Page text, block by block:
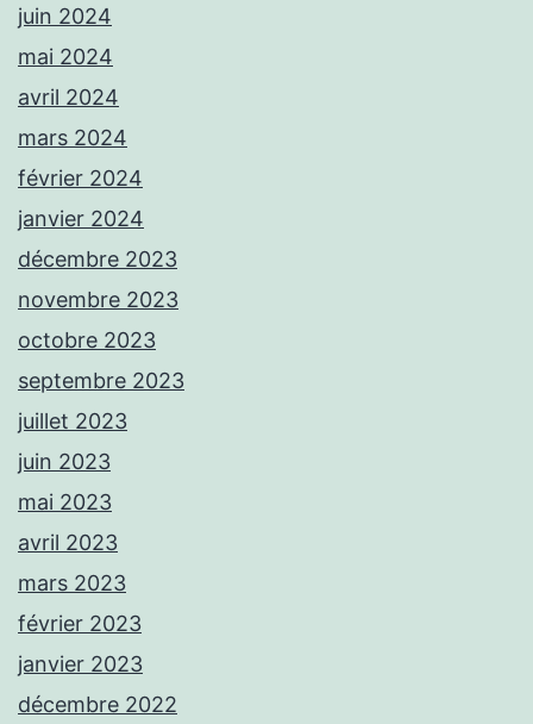
juin 2024
mai 2024
avril 2024
mars 2024
février 2024
janvier 2024
décembre 2023
novembre 2023
octobre 2023
septembre 2023
juillet 2023
juin 2023
mai 2023
avril 2023
mars 2023
février 2023
janvier 2023
décembre 2022